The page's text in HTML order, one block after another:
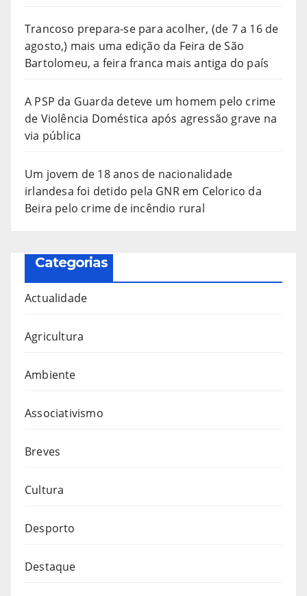
Trancoso prepara-se para acolher, (de 7 a 16 de
agosto,) mais uma edição da Feira de São
Bartolomeu, a feira franca mais antiga do país
A PSP da Guarda deteve um homem pelo crime
de Violência Doméstica após agressão grave na
via pública
Um jovem de 18 anos de nacionalidade
irlandesa foi detido pela GNR em Celorico da
Beira pelo crime de incêndio rural
Categorias
Actualidade
Agricultura
Ambiente
Associativismo
Breves
Cultura
Desporto
Destaque